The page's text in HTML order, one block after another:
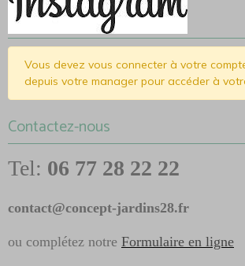
Vous devez vous connecter à votre
depuis votre manager pour accéder à
Contactez-nous
Tel: 06 77 28 22 22
contact@concept-jardins28.fr
ou complétez notre Formulaire en ligne